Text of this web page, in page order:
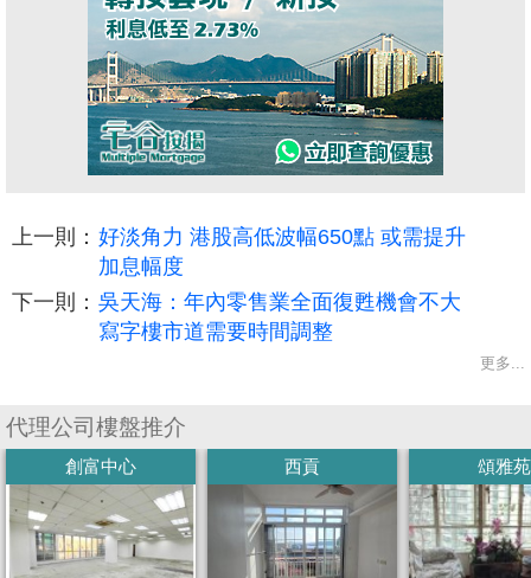
上一則： 好淡角力 港股高低波幅650點 或需提升
加息幅度
下一則： 吳天海：年內零售業全面復甦機會不大
寫字樓市道需要時間調整
更多...
代理公司樓盤推介
創富中心 西貢 頌雅苑